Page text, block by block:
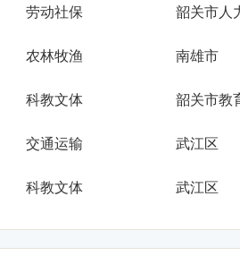
劳动社保
农林牧渔 南雄市
科教文体 韶关市教
交通运输 武江区
科教文体 武江区